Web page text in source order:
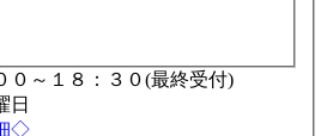
～１８：３０(最終受付)
日
◇